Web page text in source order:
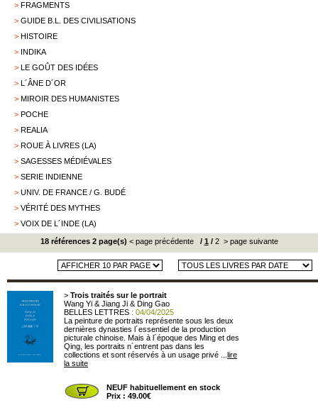
> FRAGMENTS
> GUIDE B.L. DES CIVILISATIONS
> HISTOIRE
> INDIKA
> LE GOÛT DES IDÉES
> L´ÂNE D´OR
> MIROIR DES HUMANISTES
> POCHE
> REALIA
> ROUE À LIVRES (LA)
> SAGESSES MÉDIÉVALES
> SERIE INDIENNE
> UNIV. DE FRANCE / G. BUDÉ
> VÉRITÉ DES MYTHES
> VOIX DE L´INDE (LA)
18 références 2 page(s) < page précédente/ 1 /2 > page suivante
> Trois traités sur le portrait
Wang Yi & Jiang Ji & Ding Gao
BELLES LETTRES : 04/04/2025
La peinture de portraits représente sous les deux
dernières dynasties l´essentiel de la production
picturale chinoise. Mais à l´époque des Ming et des
Qing, les portraits n´entrent pas dans les
collections et sont réservés à un usage privé ... lire
la suite
NEUF habituellement en stock
Prix : 49.00€